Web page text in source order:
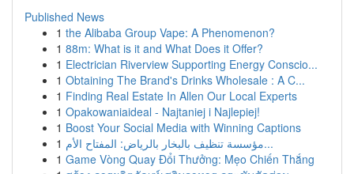
Published News
1 the Alibaba Group Vape: A Phenomenon?
1 88m: What is it and What Does it Offer?
1 Electrician Riverview Supporting Energy Conscio...
1 Obtaining The Brand's Drinks Wholesale : A C...
1 Finding Real Estate In Allen Our Local Experts
1 Opakowaniaideal - Najtaniej i Najlepiej!
1 Boost Your Social Media with Winning Captions
1
مؤسسة تنظيف بالبخار بالرياض: المفتاح الأم...
1 Game Vòng Quay Đổi Thưởng: Mẹo Chiến Thắng